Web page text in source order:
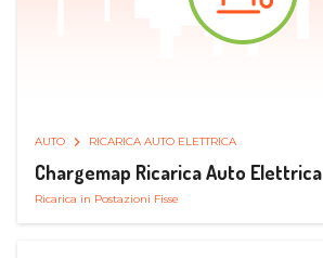
AUTO RICARICA AUTO ELETTRICA
Chargemap Ricarica Auto Elettrica
Ricarica in Postazioni Fisse